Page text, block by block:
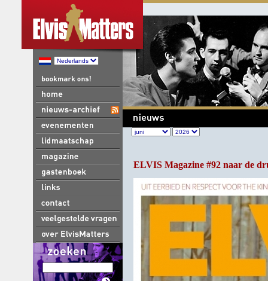
ELVIS Magazine #92 naar de